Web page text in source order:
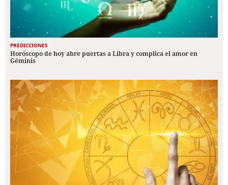
PREDICCIONES
Horóscopo de hoy abre puertas a Libra y complica el amor en
Géminis